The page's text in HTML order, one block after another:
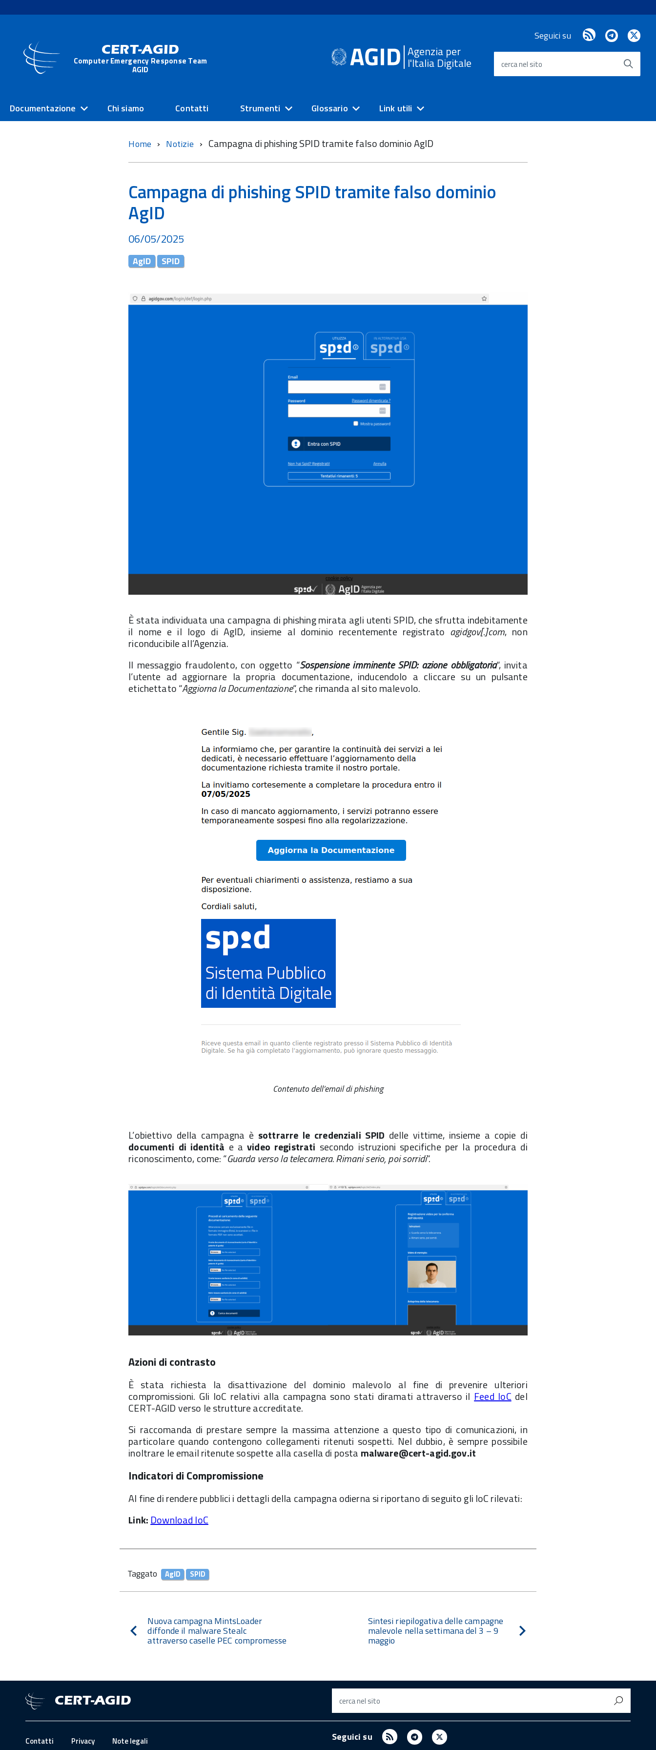
CERT-AGID
Computer Emergency Response Team
AGID
Agenzia per
l'Italia Digitale
Seguici su RSS Telegram
X
cerca nel sito
Documentazione Chi siamo Contatti Strumenti Glossario Link utili
Home Notizie Campagna di phishing SPID tramite falso dominio AgID
Campagna di phishing SPID tramite falso dominio
AgID
06/05/2025
AgID SPID
È stata individuata una campagna di phishing mirata agli utenti SPID, che sfrutta indebitamente
il nome e il logo di AgID, insieme al dominio recentemente registrato agidgov[.]com, non
riconducibile all’Agenzia.
Il messaggio fraudolento, con oggetto “Sospensione imminente SPID: azione obbligatoria“, invita
l’utente ad aggiornare la propria documentazione, inducendolo a cliccare su un pulsante
etichettato “Aggiorna la Documentazione“, che rimanda al sito malevolo.
Contenuto dell’email di phishing
L’obiettivo della campagna è sottrarre le credenziali SPID delle vittime, insieme a copie di
documenti di identità e avideo registrati secondo istruzioni specifiche per la procedura di
riconoscimento, come: “Guarda verso la telecamera. Rimani serio, poi sorridi“.
Azioni di contrasto
È stata richiesta la disattivazione del dominio malevolo al fine di prevenire ulteriori
compromissioni. Gli IoC relativi alla campagna sono stati diramati attraverso ilFeed IoCdel
CERT-AGID verso le strutture accreditate.
Si raccomanda di prestare sempre la massima attenzione a questo tipo di comunicazioni, in
particolare quando contengono collegamenti ritenuti sospetti. Nel dubbio, è sempre possibile
inoltrare le email ritenute sospette alla casella di posta malware@cert-agid.gov.it
Indicatori di Compromissione
Al fine di rendere pubblici i dettagli della campagna odierna si riportano di seguito gli IoC rilevati:
Link:Download IoC
Taggato AgID SPID
Navigazione
articoli
Notizia
precedente
Nuova campagna MintsLoader
diffonde il malware Stealc
attraverso caselle PEC compromesse Prossima
notizia:
Sintesi riepilogativa delle campagne
malevole nella settimana del 3 – 9
maggio
CERT-AGID cerca nel sito
Contatti Privacy Note legali Seguici su RSS Telegram
X
/